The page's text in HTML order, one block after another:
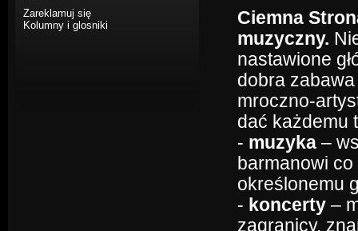
Zareklamuj się
Kolumny i glosniki
Ciemna
muzyczny.
nastawione
dobra
mroczno-
dać każdemu
- muzyka –
barmanowi
określonemu
- koncerty –
zagranicy,